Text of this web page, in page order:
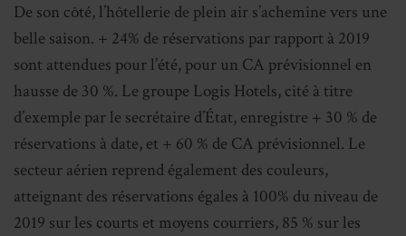
De son côté, l’hôtellerie de plein air s’achemine vers une
belle saison. + 24% de réservations par rapport à 2019
sont attendues pour l’été, pour un CA prévisionnel en
hausse de 30 %. Le groupe Logis Hotels, cité à titre
d’exemple par le secrétaire d’État, enregistre + 30 % de
réservations à date, et + 60 % de CA prévisionnel. Le
secteur aérien reprend également des couleurs,
atteignant des réservations égales à 100% du niveau de
2019 sur les courts et moyens courriers, 85 % sur les